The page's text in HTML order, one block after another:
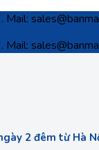
2 đêm từ Hà